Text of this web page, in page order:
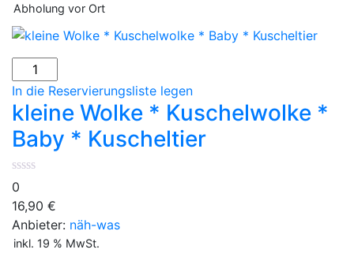
Abholung vor Ort
kleine
Wolke
*
Kuschelwolke
*
Baby
*
Kuscheltier
Menge
In die Reservierungsliste legen
kleine Wolke * Kuschelwolke *
Baby * Kuscheltier
0
16,90 €
Anbieter: näh-was
inkl. 19 % MwSt.